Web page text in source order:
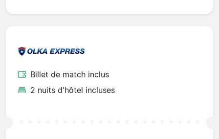
Billet de match inclus
2 nuits d'hôtel incluses